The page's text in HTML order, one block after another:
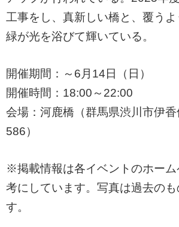
工事をし、真新しい橋と、覆う
緑が光を浴びて輝いている。
開催期間：～6月14日（日）
開催時間：18:00～22:00
会場：河鹿橋（群馬県渋川市伊
586）
※掲載情報は各イベントのホーム
考にしています。写真は過去のも
す。